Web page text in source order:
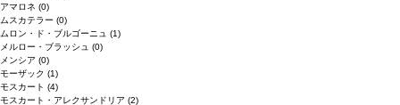
アマロネ (0)
ムスカテラー (0)
ムロン・ド・ブルゴーニュ (1)
メルロー・ブラッシュ (0)
メンシア (0)
モーザック (1)
モスカート (4)
モスカート・アレクサンドリア (2)